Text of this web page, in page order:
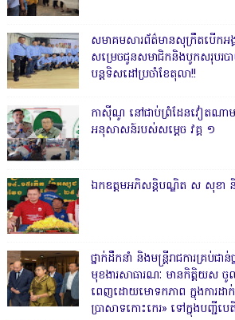
សមាគមសារព័ត៌មានសុក្រឹតបើកអង្
សម្រេចជូនសមាជិកនិងបូកសរុបរប
បន្តទិសដៅប្រចាំខែតុលា!!
កាសុីណូ នៅជាប់ព្រំដែនវៀតណាម
អនុសាសន៍របស់សម្ដេច វគ្គ ១
ឯកឧត្តមអភិសន្តិបណ្ឌិត ស សុខ
ថ្នាក់ដឹកនាំ និងមន្ត្រីរាជការគ្រប់ជា
មុខងារសាធារណៈ មានកិត្តិយស ចូល
ពេញដោយមោទកភាព ក្នុងការដា
ប្រាសាទកោះកេរ» ទៅក្នុងបញ្ជី